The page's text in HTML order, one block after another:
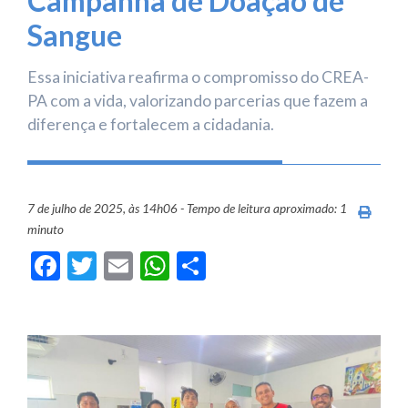
Sangue
Essa iniciativa reafirma o compromisso do CREA-
PA com a vida, valorizando parcerias que fazem a
diferença e fortalecem a cidadania.
7 de julho de 2025, às 14h06 - Tempo de leitura aproximado: 1
minuto
Facebook
Twitter
EmailWhatsApp